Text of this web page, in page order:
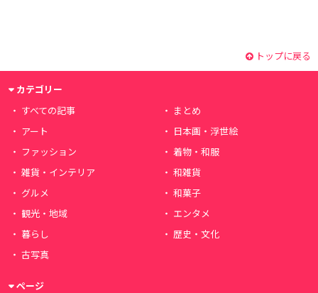
トップに戻る
カテゴリー
すべての記事
まとめ
アート
日本画・浮世絵
ファッション
着物・和服
雑貨・インテリア
和雑貨
グルメ
和菓子
観光・地域
エンタメ
暮らし
歴史・文化
古写真
ページ